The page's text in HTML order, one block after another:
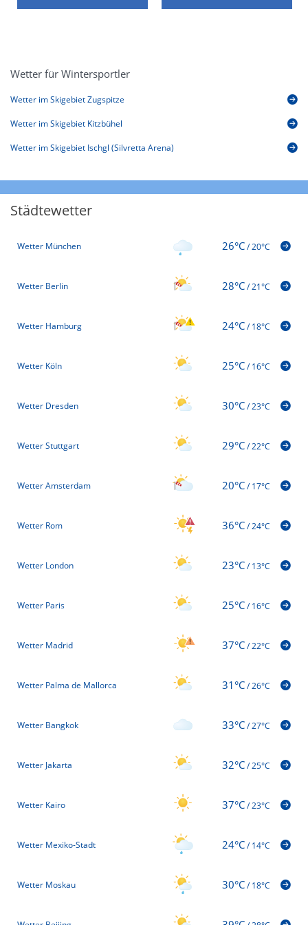
Wetter für Wintersportler
Wetter im Skigebiet Zugspitze
Wetter im Skigebiet Kitzbühel
Wetter im Skigebiet Ischgl (Silvretta Arena)
Städtewetter
Wetter München 26°C/20°C
Wetter Berlin 28°C/21°C
Wetter Hamburg 24°C/18°C
Wetter Köln 25°C/16°C
Wetter Dresden 30°C/23°C
Wetter Stuttgart 29°C/22°C
Wetter Amsterdam 20°C/17°C
Wetter Rom 36°C/24°C
Wetter London 23°C/13°C
Wetter Paris 25°C/16°C
Wetter Madrid 37°C/22°C
Wetter Palma de Mallorca 31°C/26°C
Wetter Bangkok 33°C/27°C
Wetter Jakarta 32°C/25°C
Wetter Kairo 37°C/23°C
Wetter Mexiko-Stadt 24°C/14°C
Wetter Moskau 30°C/18°C